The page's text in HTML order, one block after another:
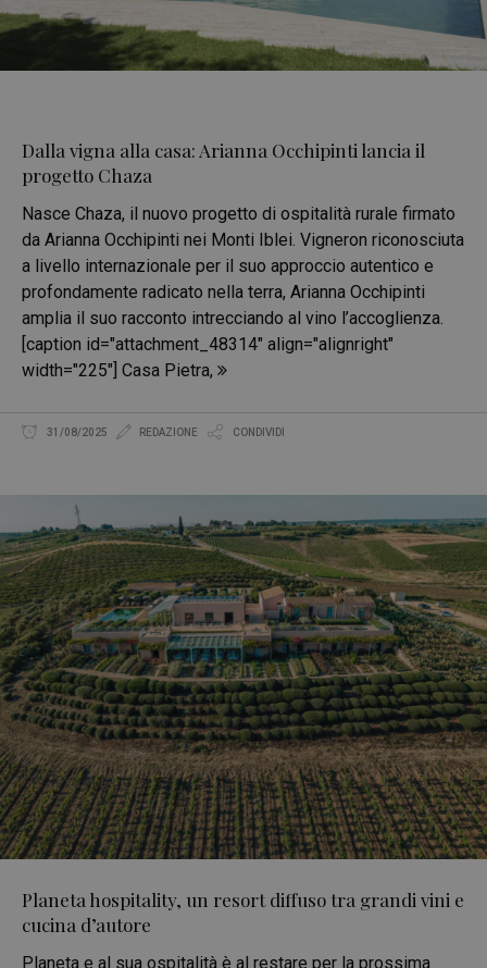
Dalla vigna alla casa: Arianna Occhipinti lancia il
progetto Chaza
Nasce Chaza, il nuovo progetto di ospitalità rurale firmato
da Arianna Occhipinti nei Monti Iblei. Vigneron riconosciuta
a livello internazionale per il suo approccio autentico e
profondamente radicato nella terra, Arianna Occhipinti
amplia il suo racconto intrecciando al vino l’accoglienza.
[caption id="attachment_48314" align="alignright"
width="225"] Casa Pietra,
31/08/2025 REDAZIONE CONDIVIDI
Planeta hospitality, un resort diffuso tra grandi vini e
cucina d’autore
Planeta e al sua ospitalità è al restare per la prossima